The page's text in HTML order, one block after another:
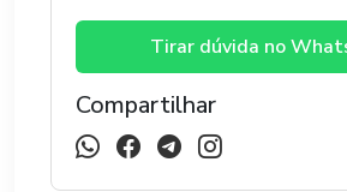
Tirar dúvida no
Compartilhar